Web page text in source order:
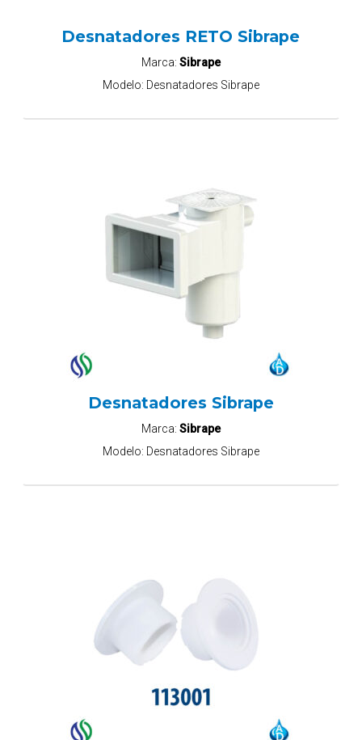
Desnatadores RETO Sibrape
Marca: Sibrape
Modelo: Desnatadores Sibrape
Desnatadores Sibrape
Marca: Sibrape
Modelo: Desnatadores Sibrape